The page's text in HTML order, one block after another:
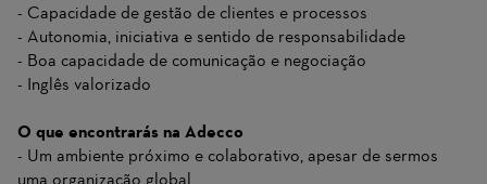
- Capacidade de gestão de clientes e processos
- Autonomia, iniciativa e sentido de responsabilidade
- Boa capacidade de comunicação e negociação
- Inglês valorizado
O que encontrarás na Adecco
- Um ambiente próximo e colaborativo, apesar de sermos
uma organização global